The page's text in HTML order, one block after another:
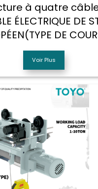
à quatre
ÉLECTRIQUE DE
DE
Voir Plus